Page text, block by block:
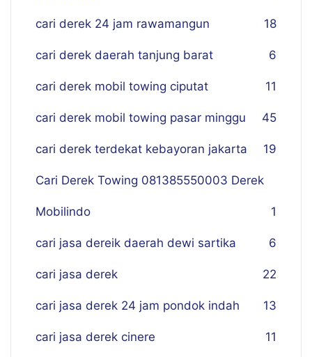
cari derek 24 jam rawamangun 18
cari derek daerah tanjung barat 6
cari derek mobil towing ciputat 11
cari derek mobil towing pasar minggu 45
cari derek terdekat kebayoran jakarta 19
Cari Derek Towing 081385550003 Derek
Mobilindo 1
cari jasa dereik daerah dewi sartika 6
cari jasa derek 22
cari jasa derek 24 jam pondok indah 13
cari jasa derek cinere 11